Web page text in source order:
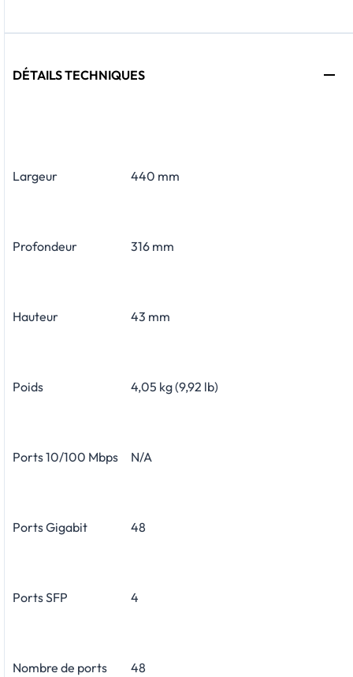
DÉTAILS TECHNIQUES
Largeur 440 mm
Profondeur 316 mm
Hauteur 43 mm
Poids 4,05 kg (9,92 lb)
Ports 10/100 Mbps N/A
Ports Gigabit 48
Ports SFP 4
Nombre de ports
48